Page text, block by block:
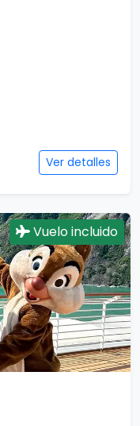
Ver detalles
Vuelo incluido